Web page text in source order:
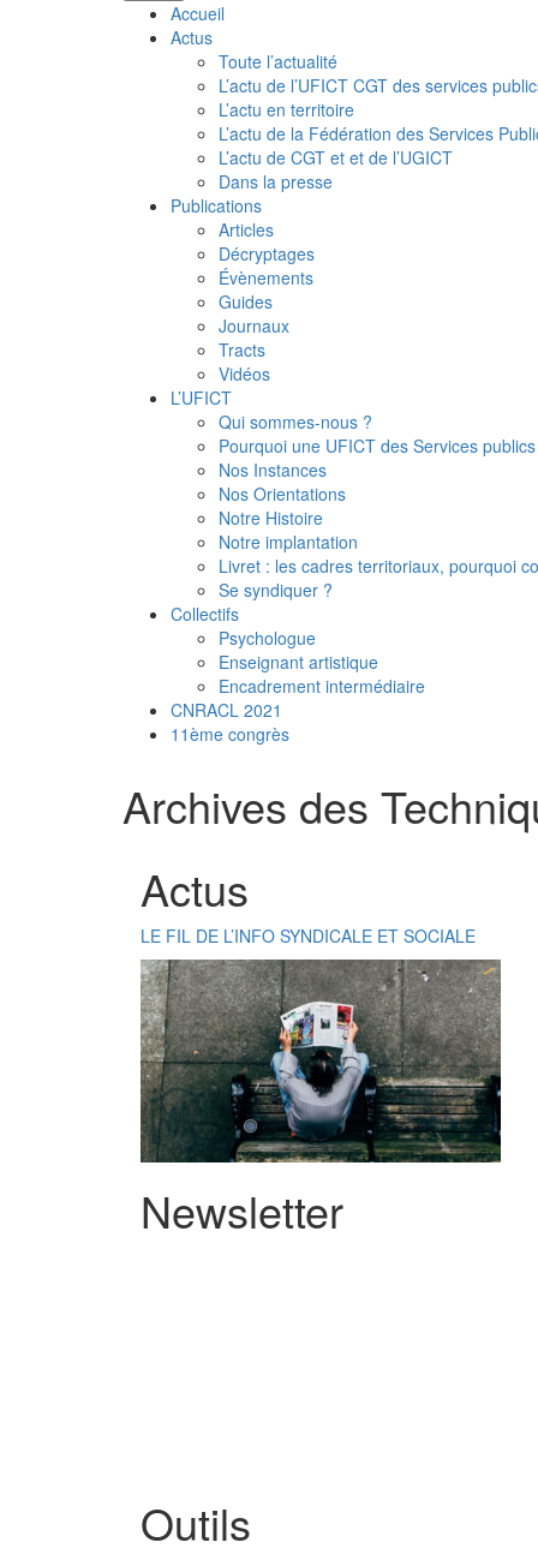
Accueil
Actus
Toute l’actualité
L’actu de l’UFICT CGT des services
L’actu en territoire
L’actu de la Fédération des Services
L’actu de CGT et et de l’UGICT
Dans la presse
Publications
Articles
Décryptages
Évènements
Guides
Journaux
Tracts
Vidéos
L’UFICT
Qui sommes-nous ?
Pourquoi une UFICT des Services
Nos Instances
Nos Orientations
Notre Histoire
Notre implantation
Livret : les cadres territoriaux, pourquoi
Se syndiquer ?
Collectifs
Psychologue
Enseignant artistique
Encadrement intermédiaire
CNRACL 2021
11ème congrès
Archives des
Actus
LE FIL DE L’INFO SYNDICALE ET SOCIALE
Newsletter
Outils